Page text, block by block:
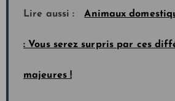
Lire aussi : Animaux
: Vous serez surpris par ces
majeures !